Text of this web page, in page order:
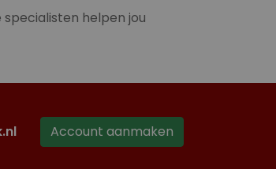
helpen jou
Account aanmaken